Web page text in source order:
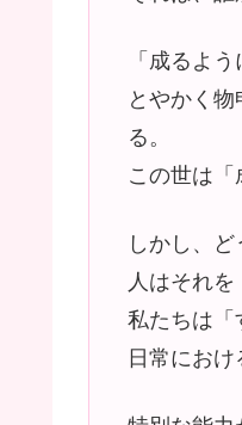
「成るよ
とやかく
る。
この世は「
しかし、
人はそれを
私たちは「
日常にお